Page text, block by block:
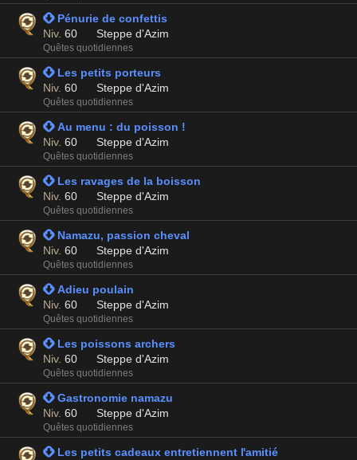
 Pénurie de confettis
Niv. 60 Steppe d'Azim
Quêtes quotidiennes
 Les petits porteurs
Niv. 60 Steppe d'Azim
Quêtes quotidiennes
 Au menu : du poisson !
Niv. 60 Steppe d'Azim
Quêtes quotidiennes
 Les ravages de la boisson
Niv. 60 Steppe d'Azim
Quêtes quotidiennes
 Namazu, passion cheval
Niv. 60 Steppe d'Azim
Quêtes quotidiennes
 Adieu poulain
Niv. 60 Steppe d'Azim
Quêtes quotidiennes
 Les poissons archers
Niv. 60 Steppe d'Azim
Quêtes quotidiennes
 Gastronomie namazu
Niv. 60 Steppe d'Azim
Quêtes quotidiennes
 Les petits cadeaux entretiennent l'amitié